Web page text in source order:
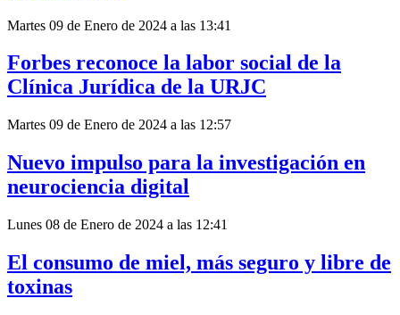
Martes 09 de Enero de 2024 a las 13:41
Forbes reconoce la labor social de la
Clínica Jurídica de la URJC
Martes 09 de Enero de 2024 a las 12:57
Nuevo impulso para la investigación en
neurociencia digital
Lunes 08 de Enero de 2024 a las 12:41
El consumo de miel, más seguro y libre de
toxinas